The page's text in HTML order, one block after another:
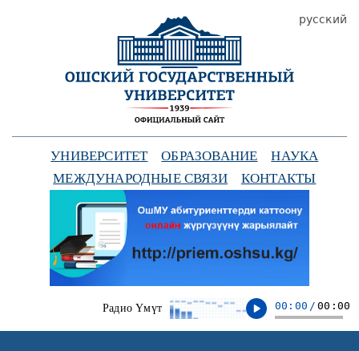
УНИВЕРСИТЕТ ОБРАЗОВАНИЕ
НАУКА
МЕЖДУНАРОДНЫЕ СВЯЗИ
КОНТАКТЫ
Радио Үмүт 00:00 / 00:00
русский